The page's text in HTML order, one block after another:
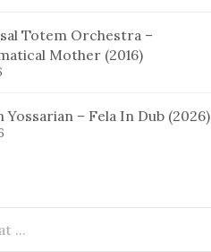
Totem Orchestra –
Mother (2016)
Yossarian – Fela In Dub (2026)